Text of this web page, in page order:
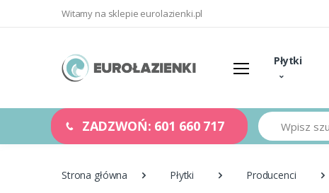
Witamy na sklepie eurolazienki.pl
Płytki
ZADZWOŃ: 601 660 717 Szukaj
Strona główna Płytki Producenci